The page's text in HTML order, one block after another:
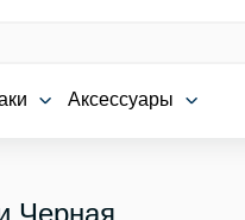
Аксессуары
Черная